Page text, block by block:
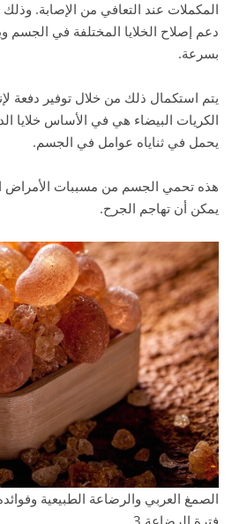
المكملات عند التعافي من الإصابة.
دعم إصلاح الخلايا المختلفة في الجسم
بسرعة.
يتم استكمال ذلك من خلال توفير دفعة
الكريات البيضاء هي في الأساس خلايا
يحمل في ثناياه عوامل في الجسم.
هذه تحمي الجسم من مسببات الأمراض
يمكن أن تهاجم الجرح.
الصمغ العربي والرضاعة الطبيعية